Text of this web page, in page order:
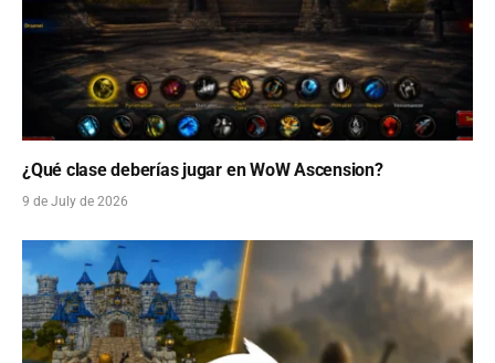
¿Qué clase deberías jugar en WoW Ascension?
9 de July de 2026